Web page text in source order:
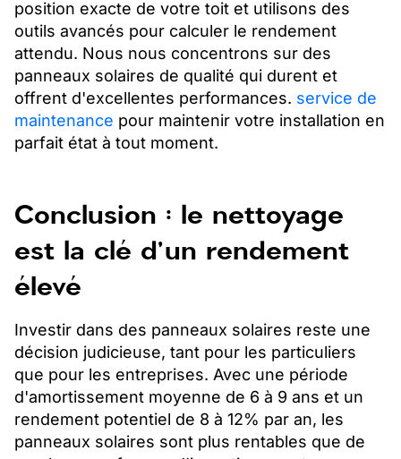
position exacte de votre toit et utilisons des
outils avancés pour calculer le rendement
attendu. Nous nous concentrons sur des
panneaux solaires de qualité qui durent et
offrent d'excellentes performances. service de
maintenance pour maintenir votre installation en
parfait état à tout moment.
Conclusion : le nettoyage
est la clé d'un rendement
élevé
Investir dans des panneaux solaires reste une
décision judicieuse, tant pour les particuliers
que pour les entreprises. Avec une période
d'amortissement moyenne de 6 à 9 ans et un
rendement potentiel de 8 à 12% par an, les
panneaux solaires sont plus rentables que de